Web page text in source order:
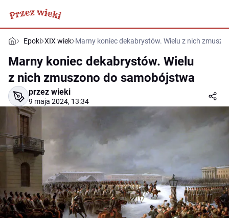
Epoki XIX wiek Marny koniec dekabrystów. Wielu z nich
Marny koniec dekabrystów. Wielu
z nich zmuszono do samobójstwa
przez wieki
9 maja 2024, 13:34